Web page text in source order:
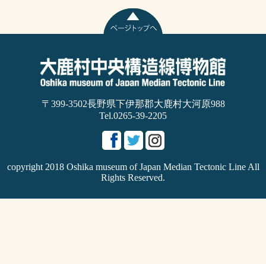
〒399-3502長野県下伊那郡大鹿村大河原988
Tel.0265-39-2205
copyright 2018 Oshika museum of Japan Median Tectonic Line All
Rights Reserved.